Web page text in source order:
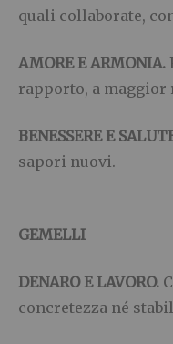
quali collaborate,
AMORE E ARMONIA.
rapporto, a maggior
BENESSERE E
sapori nuovi.
GEMELLI
DENARO E LAVORO.
concretezza né